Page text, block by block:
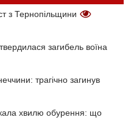
з Тернопільщини
загибель воїна
трагічно загинув
хвилю обурення: що